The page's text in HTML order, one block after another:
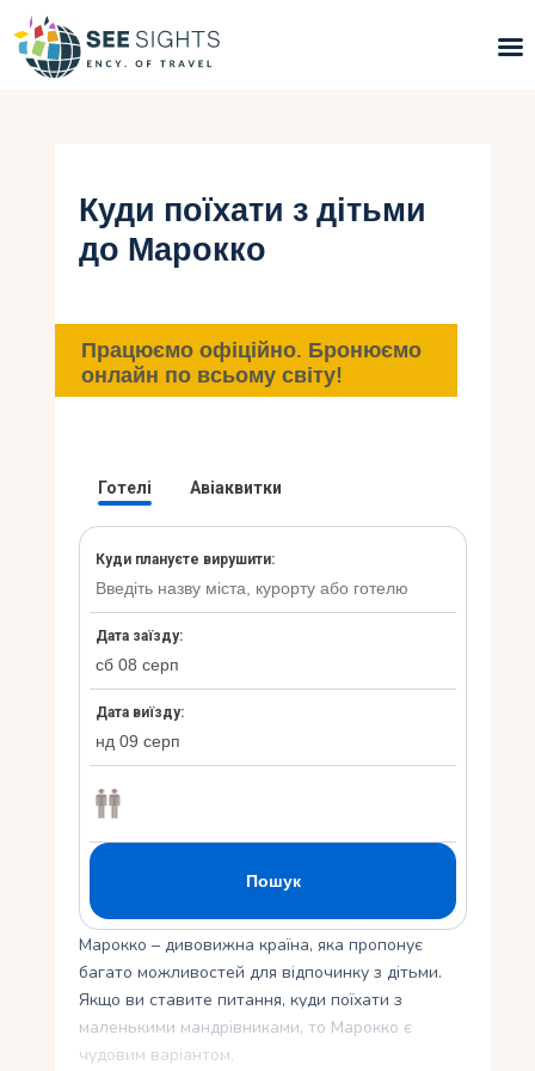
Гарячі тури
Типи Турів
Інфо
Контакти
Куди поїхати з дітьми
до Марокко
Працюємо офіційно. Бронюємо
онлайн по всьому світу!
Марокко – дивовижна країна, яка пропонує
багато можливостей для відпочинку з дітьми.
Якщо ви ставите питання, куди поїхати з
маленькими мандрівниками, то Марокко є
чудовим варіантом.